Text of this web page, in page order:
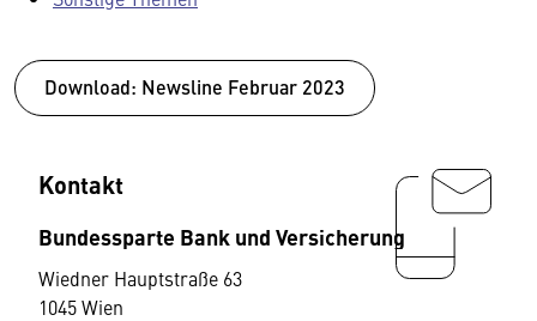
Download: Newsline Februar 2023
Kontakt
Bundessparte Bank und Versicherung
Wiedner Hauptstraße 63
1045 Wien